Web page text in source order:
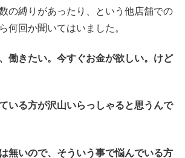
の縛りがあったり、という他店舗での
何回か聞いてはいました。
働きたい。今すぐお金が欲しい。けど
いる方が沢山いらっしゃると思うんで
無いので、そういう事で悩んでいる方